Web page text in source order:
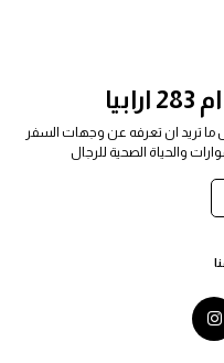
ما تريد ان تعرفه عن وجهات السفر
والحياة الصحية للرجال